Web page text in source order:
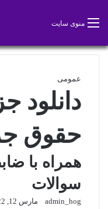
منوی سایت
عمومی
دانلود
حقوق
همراه با
سوالات
admin_hog مارس 12, 2022